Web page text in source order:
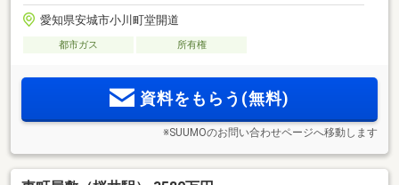
愛知県安城市小川町堂開道
都市ガス 所有権
資料をもらう(無料)
※SUUMOのお問い合わせページへ移動します